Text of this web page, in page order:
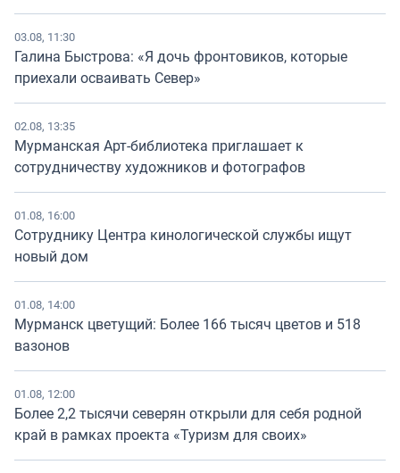
03.08, 11:30
Галина Быстрова: «Я дочь фронтовиков, которые
приехали осваивать Север»
02.08, 13:35
Мурманская Арт-библиотека приглашает к
сотрудничеству художников и фотографов
01.08, 16:00
Сотруднику Центра кинологической службы ищут
новый дом
01.08, 14:00
Мурманск цветущий: Более 166 тысяч цветов и 518
вазонов
01.08, 12:00
Более 2,2 тысячи северян открыли для себя родной
край в рамках проекта «Туризм для своих»